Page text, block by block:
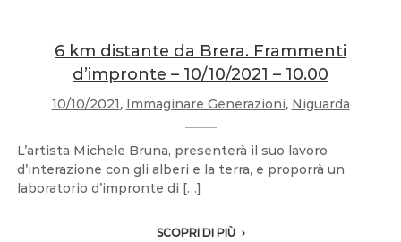
6 km distante da Brera. Frammenti
d’impronte – 10/10/2021 – 10.00
10/10/2021, Immaginare Generazioni, Niguarda
L’artista Michele Bruna, presenterà il suo lavoro
d’interazione con gli alberi e la terra, e proporrà un
laboratorio d’impronte di […]
SCOPRI DI PIÙ